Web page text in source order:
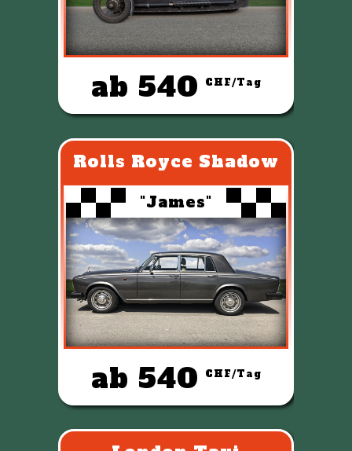
ab 540 CHF/Tag
Rolls Royce Shadow
"James"
ab 540 CHF/Tag